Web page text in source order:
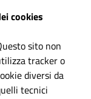
cookies
sito non
tracker o
diversi da
tecnici